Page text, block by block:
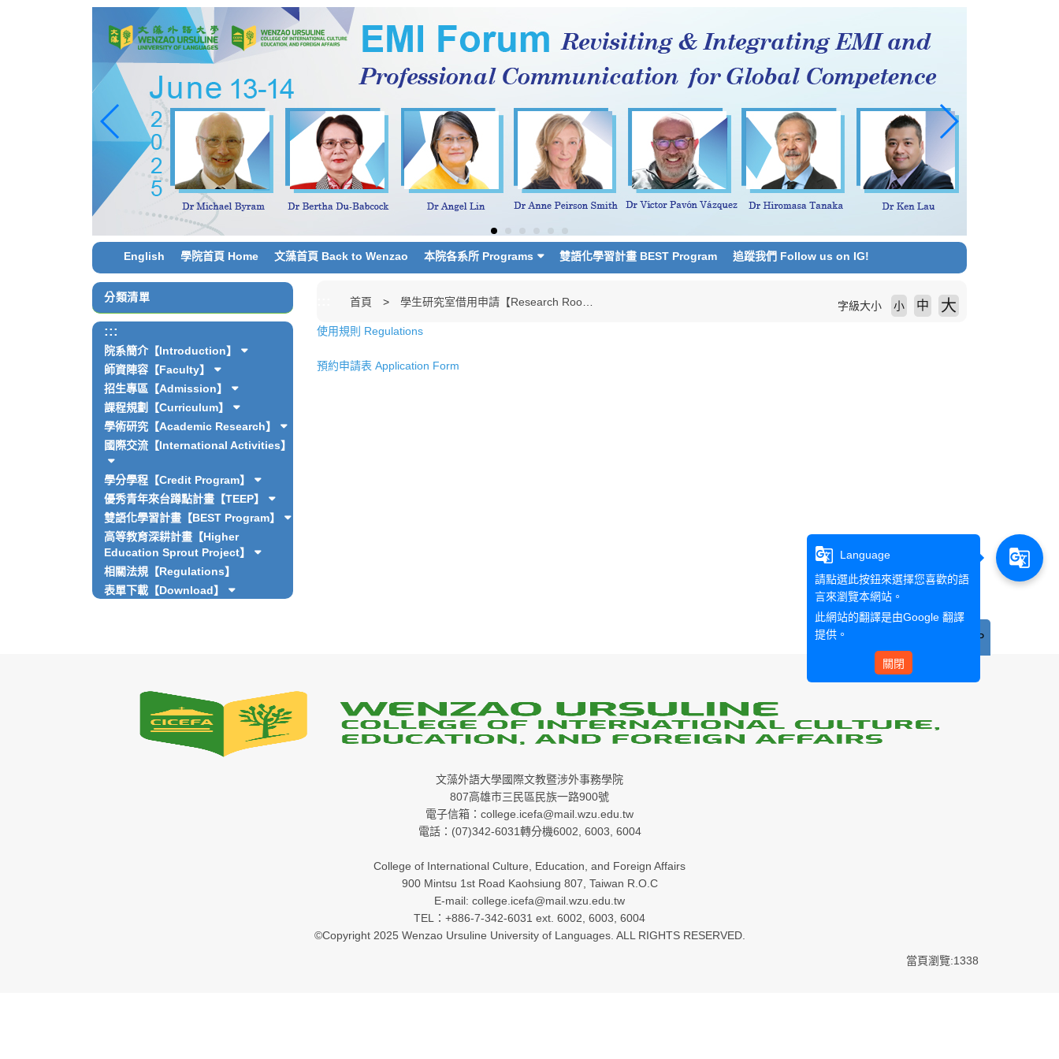
English 學院首頁 Home 文藻首頁 Back to Wenzao 本院各系所 Programs 雙語化學習計畫 BEST Program 追蹤我們 Follow us on IG!
分類清單
:::
院系簡介【Introduction】
師資陣容【Faculty】
招生專區【Admission】
課程規劃【Curriculum】
學術研究【Academic Research】
國際交流【International Activities】
學分學程【Credit Program】
優秀青年來台蹲點計畫【TEEP】
雙語化學習計畫【BEST Program】
高等教育深耕計畫【Higher
Education Sprout Project】
相關法規【Regulations】
表單下載【Download】
首頁 字級大小 小 中 大
使用規則 Regulations
預約申請表 Application Form
文藻外語大學國際文教暨涉外事務學院
807高雄市三民區民族一路900號
電子信箱：college.icefa@mail.wzu.edu.tw
電話：(07)342-6031轉分機6002, 6003, 6004
College of International Culture, Education, and Foreign Affairs
900 Mintsu 1st Road Kaohsiung 807, Taiwan R.O.C
E-mail: college.icefa@mail.wzu.edu.tw
TEL：+886-7-342-6031 ext. 6002, 6003, 6004
©Copyright 2025 Wenzao Ursuline University of Languages. ALL RIGHTS RESERVED.
當頁瀏覽:1338
TOP
g_translate
Language
請點選此按鈕來選擇您喜歡的語
言來瀏覽本網站。
此網站的翻譯是由Google 翻譯
提供。
關閉
g_translate